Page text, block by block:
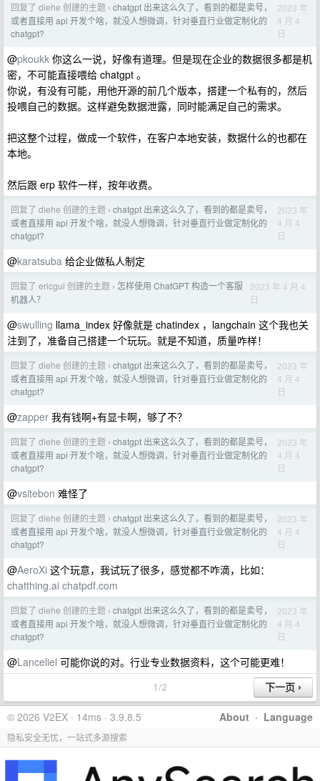
回复了 diehe 创建的主题 › chatgpt 出来这么久了，看到的都是卖号，
或者直接用 api 开发个啥，就没人想微调，针对垂直行业做定制化的
chatgpt?
2023 年
4 月 4
日
@pkoukk 你这么一说，好像有道理。但是现在企业的数据很多都是机
密，不可能直接喂给 chatgpt 。
你说，有没有可能，用他开源的前几个版本，搭建一个私有的，然后
投喂自己的数据。这样避免数据泄露，同时能满足自己的需求。
把这整个过程，做成一个软件，在客户本地安装，数据什么的也都在
本地。
然后跟 erp 软件一样，按年收费。
回复了 diehe 创建的主题 › chatgpt 出来这么久了，看到的都是卖号，
或者直接用 api 开发个啥，就没人想微调，针对垂直行业做定制化的
chatgpt?
2023 年
4 月 4
日
@karatsuba 给企业做私人制定
回复了 ericgui 创建的主题 › 怎样使用 ChatGPT 构造一个客服
机器人？
2023 年 4 月 4
日
@swulling llama_index 好像就是 chatindex ，langchain 这个我也关
注到了，准备自己搭建一个玩玩。就是不知道，质量咋样！
回复了 diehe 创建的主题 › chatgpt 出来这么久了，看到的都是卖号，
或者直接用 api 开发个啥，就没人想微调，针对垂直行业做定制化的
chatgpt?
2023 年
4 月 4
日
@zapper 我有钱啊+有显卡啊，够了不？
回复了 diehe 创建的主题 › chatgpt 出来这么久了，看到的都是卖号，
或者直接用 api 开发个啥，就没人想微调，针对垂直行业做定制化的
chatgpt?
2023 年
4 月 4
日
@vsitebon 难怪了
回复了 diehe 创建的主题 › chatgpt 出来这么久了，看到的都是卖号，
或者直接用 api 开发个啥，就没人想微调，针对垂直行业做定制化的
chatgpt?
2023 年
4 月 4
日
@AeroXi 这个玩意，我试玩了很多，感觉都不咋滴，比如：
chatthing.ai chatpdf.com
回复了 diehe 创建的主题 › chatgpt 出来这么久了，看到的都是卖号，
或者直接用 api 开发个啥，就没人想微调，针对垂直行业做定制化的
chatgpt?
2023 年
4 月 4
日
@Lanceliel 可能你说的对。行业专业数据资料，这个可能更难！
1/2
About · Language
© 2026 V2EX · 14ms · 3.9.8.5
隐私安全无忧，一站式多源搜索